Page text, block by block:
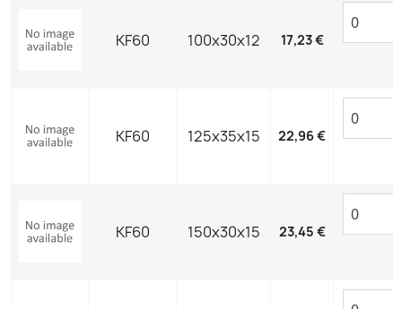
KF60 100x30x12 17,23 €
KF60 125x35x15 22,96 €
KF60 150x30x15 23,45 €